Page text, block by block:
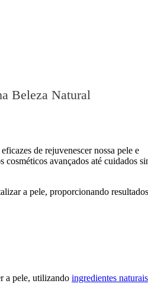
Beleza Natural
de rejuvenescer nossa pele e
cosméticos avançados até cuidados
a pele, proporcionando resultados
a pele, utilizando ingredientes naturais